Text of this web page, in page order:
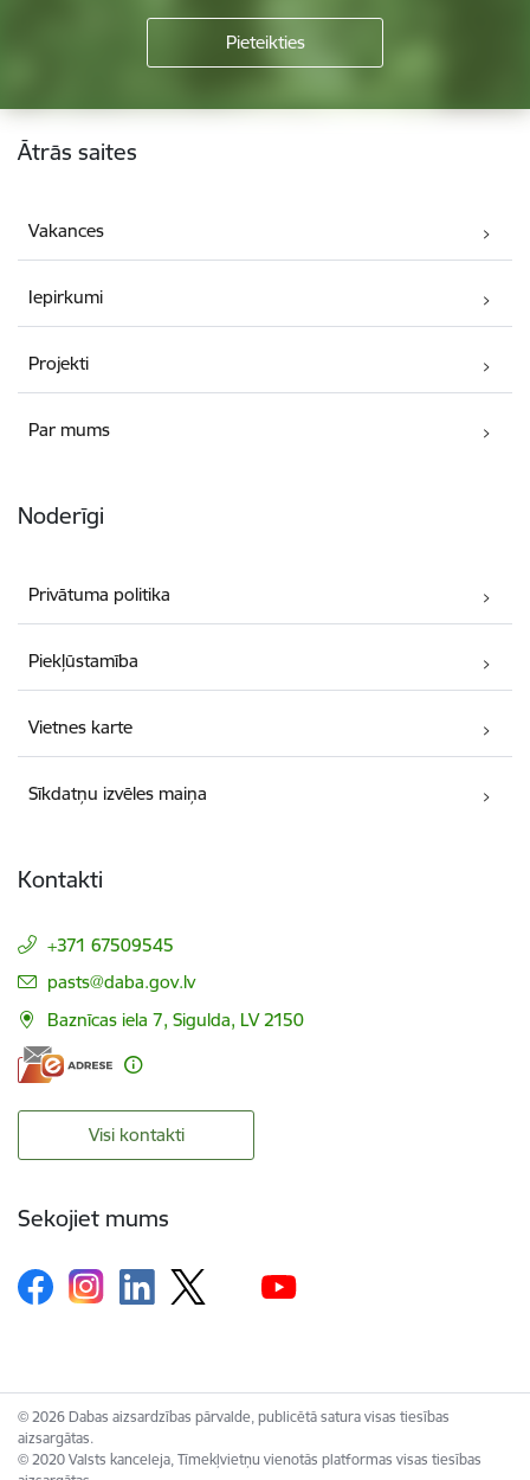
Kājene
Ātrās saites
Vakances
Iepirkumi
Projekti
Par mums
Noderīgi
Privātuma politika
Piekļūstamība
Vietnes karte
Sīkdatņu izvēles maiņa
Kontakti
+371 67509545
E-pasts:
pasts@daba.gov.lv
Baznīcas iela 7, Sigulda, LV 2150
Visi kontakti
Sekojiet mums
© 2026 Dabas aizsardzības pārvalde, publicētā satura visas tiesības
aizsargātas.
© 2020 Valsts kanceleja, Tīmekļvietņu vienotās platformas visas tiesības